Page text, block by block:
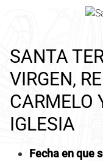
SANTA
VIRGEN,
CARMELO
IGLESIA
Fecha en que